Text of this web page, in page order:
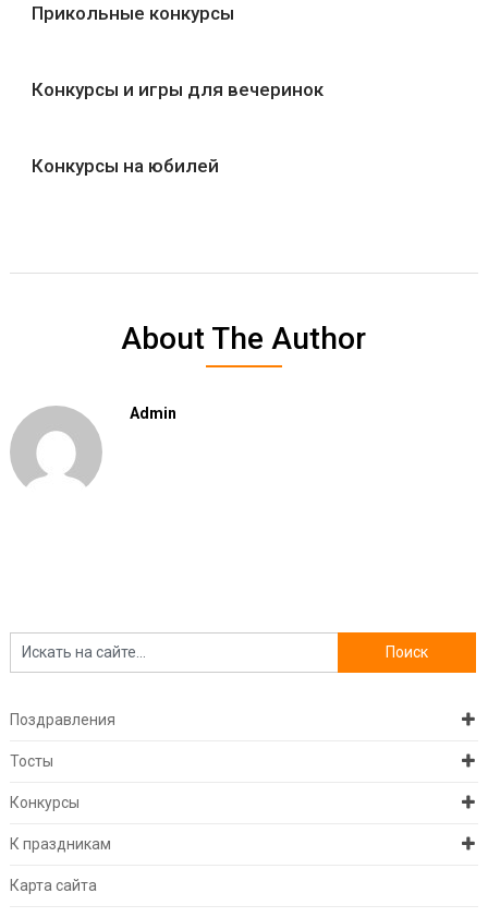
Прикольные конкурсы
Конкурсы и игры для вечеринок
Конкурсы на юбилей
About The Author
Admin
Поздравления
Тосты
Конкурсы
К праздникам
Карта сайта